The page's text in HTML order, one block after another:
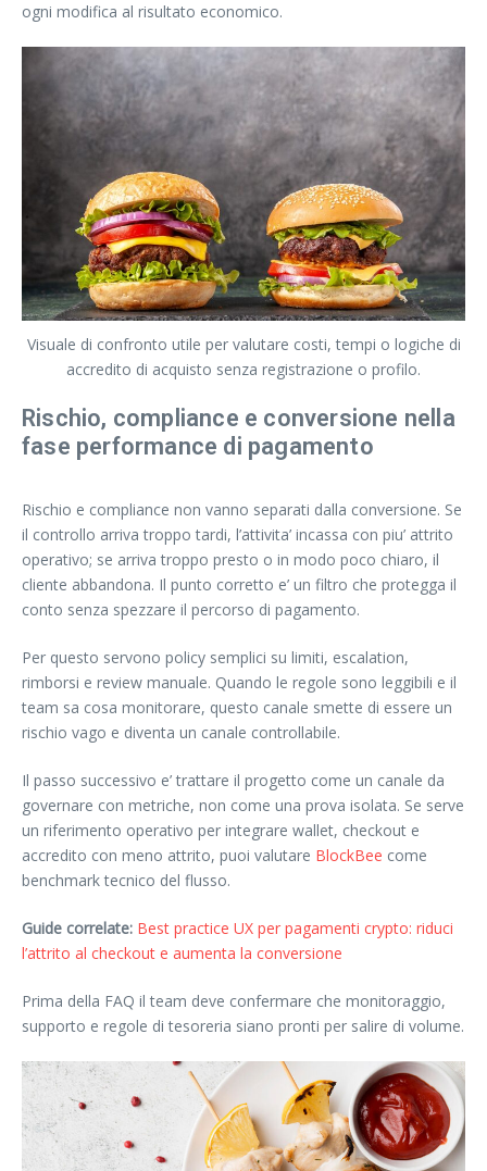
ogni modifica al risultato economico.
Visuale di confronto utile per valutare costi, tempi o logiche di
accredito di acquisto senza registrazione o profilo.
Rischio, compliance e conversione nella
fase performance di pagamento
Rischio e compliance non vanno separati dalla conversione. Se
il controllo arriva troppo tardi, l’attivita’ incassa con piu’ attrito
operativo; se arriva troppo presto o in modo poco chiaro, il
cliente abbandona. Il punto corretto e’ un filtro che protegga il
conto senza spezzare il percorso di pagamento.
Per questo servono policy semplici su limiti, escalation,
rimborsi e review manuale. Quando le regole sono leggibili e il
team sa cosa monitorare, questo canale smette di essere un
rischio vago e diventa un canale controllabile.
Il passo successivo e’ trattare il progetto come un canale da
governare con metriche, non come una prova isolata. Se serve
un riferimento operativo per integrare wallet, checkout e
accredito con meno attrito, puoi valutare BlockBee come
benchmark tecnico del flusso.
Guide correlate: Best practice UX per pagamenti crypto: riduci
l’attrito al checkout e aumenta la conversione
Prima della FAQ il team deve confermare che monitoraggio,
supporto e regole di tesoreria siano pronti per salire di volume.